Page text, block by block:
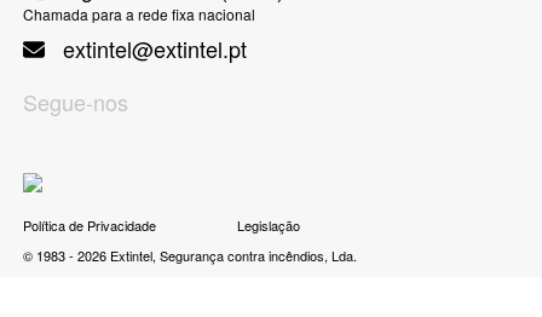
Chamada para a rede fixa nacional
extintel@extintel.pt
Segue-nos
Política de Privacidade
Legislação
© 1983 - 2026 Extintel, Segurança contra incêndios, Lda.